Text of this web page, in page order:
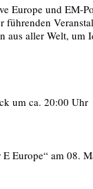
Europe und EM-
führenden
aus aller Welt, um
um ca. 20:00 Uhr
Europe“ am 08.